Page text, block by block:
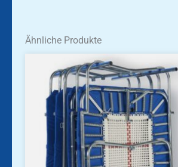
Ähnliche Produkte